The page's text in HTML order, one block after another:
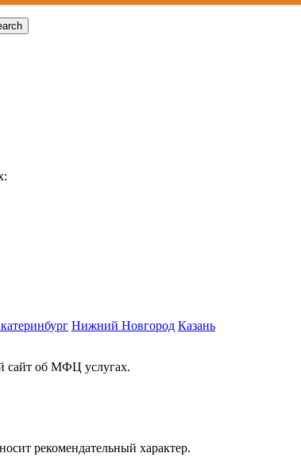
Нижний Новгород Казань
об МФЦ услугах.
рекомендательный характер.